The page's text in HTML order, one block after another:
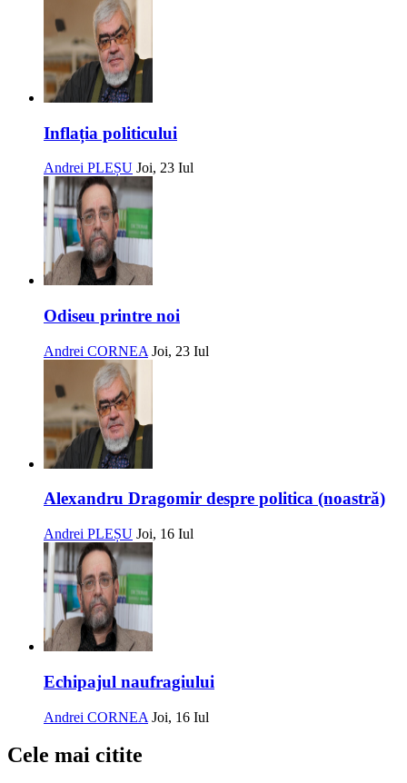
Inflația politicului
Andrei PLEȘU Joi, 23 Iul
Odiseu printre noi
Andrei CORNEA Joi, 23 Iul
Alexandru Dragomir despre politica (noastră)
Andrei PLEȘU Joi, 16 Iul
Echipajul naufragiului
Andrei CORNEA Joi, 16 Iul
Cele mai citite